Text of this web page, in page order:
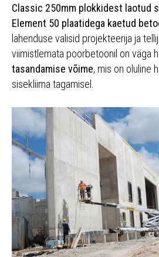
Classic 250mm plokkidest laotud
Element 50 plaatidega kaetud
lahenduse valisid projekteerija ja
viimistlemata poorbetoonil on väga
tasandamise võime, mis on oluline
sisekliima tagamisel.